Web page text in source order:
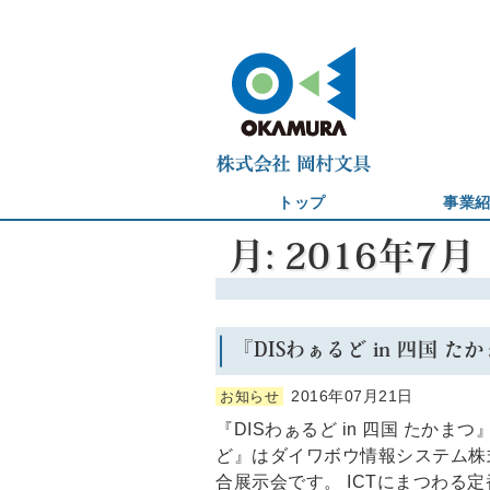
トップ 事業
月: 2016年7月
『DISわぁるど in 四国 た
お知らせ 2016年07月21日
『DISわぁるど in 四国 たかまつ
ど』はダイワボウ情報システム
合展示会です。 ICTにまつわる